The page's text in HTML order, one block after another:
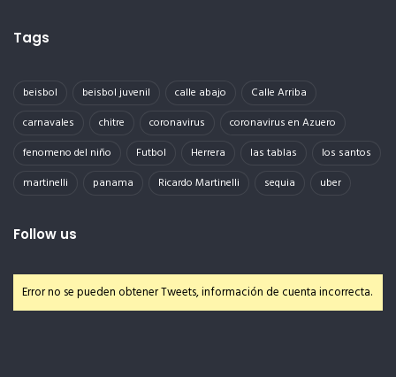
Tags
beisbol beisbol juvenil calle abajo
Calle Arriba
carnavales
chitre coronavirus
coronavirus en Azuero
fenomeno del niño
Futbol Herrera las tablas
los santos
martinelli
panama Ricardo Martinelli sequia uber
Follow us
Error no se pueden obtener Tweets, información de cuenta incorrecta.